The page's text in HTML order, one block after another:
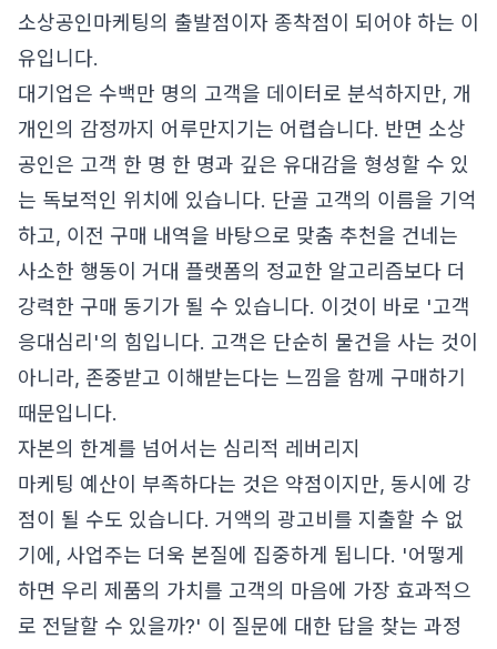
소상공인마케팅의 출발점이자 종착점이 되어야 하는 이
유입니다.
대기업은 수백만 명의 고객을 데이터로 분석하지만, 개
개인의 감정까지 어루만지기는 어렵습니다. 반면 소상
공인은 고객 한 명 한 명과 깊은 유대감을 형성할 수 있
는 독보적인 위치에 있습니다. 단골 고객의 이름을 기억
하고, 이전 구매 내역을 바탕으로 맞춤 추천을 건네는
사소한 행동이 거대 플랫폼의 정교한 알고리즘보다 더
강력한 구매 동기가 될 수 있습니다. 이것이 바로 '고객
응대심리'의 힘입니다. 고객은 단순히 물건을 사는 것이
아니라, 존중받고 이해받는다는 느낌을 함께 구매하기
때문입니다.
자본의 한계를 넘어서는 심리적 레버리지
마케팅 예산이 부족하다는 것은 약점이지만, 동시에 강
점이 될 수도 있습니다. 거액의 광고비를 지출할 수 없
기에, 사업주는 더욱 본질에 집중하게 됩니다. '어떻게
하면 우리 제품의 가치를 고객의 마음에 가장 효과적으
로 전달할 수 있을까?' 이 질문에 대한 답을 찾는 과정